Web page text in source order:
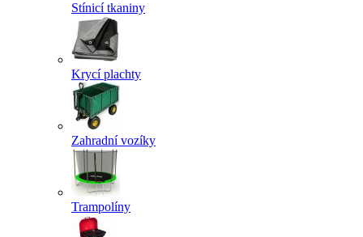
Stínicí tkaniny
Krycí plachty
Zahradní vozíky
Trampolíny